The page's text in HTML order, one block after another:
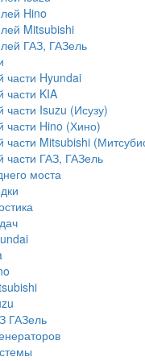
Hino
Mitsubishi
ГАЗ, ГАЗель
части Hyundai
части KIA
части Isuzu (Исузу)
части Hino (Хино)
части Mitsubishi
части ГАЗ, ГАЗель
моста
ГАЗель